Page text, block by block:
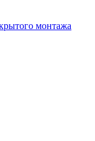
монтажа